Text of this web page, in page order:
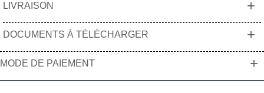
LIVRAISON +
DOCUMENTS À TÉLÉCHARGER +
MODE DE PAIEMENT +